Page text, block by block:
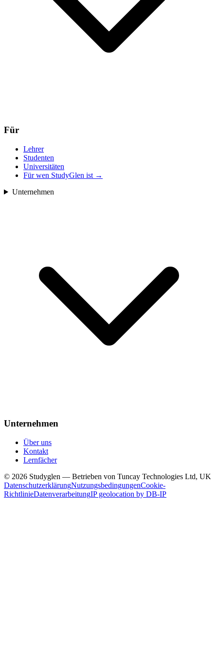
Für
Lehrer
Studenten
Universitäten
Für wen StudyGlen ist →
Unternehmen
Unternehmen
Über uns
Kontakt
Lernfächer
© 2026 Studyglen — Betrieben von Tuncay Technologies Ltd, UK
DatenschutzerklärungNutzungsbedingungenCookie-
RichtlinieDatenverarbeitungIP geolocation by DB-IP